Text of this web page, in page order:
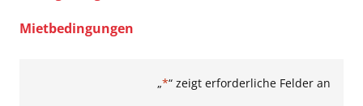
Mietbedingungen
„*“ zeigt erforderliche Felder an